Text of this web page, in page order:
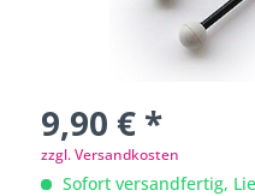
9,90 € *
zzgl. Versandkosten
Sofort versandfertig,